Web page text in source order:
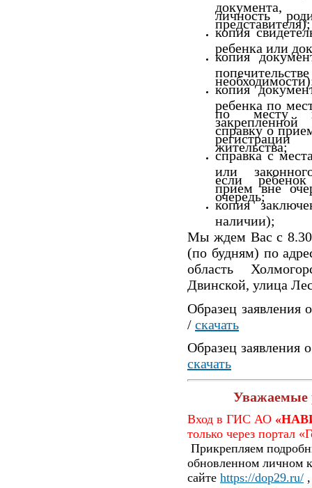
личность
представителя);
копия
ребенка или
копия
копия
ребенка по
по месту
справку о
жительства;
справка с
если
прием вне
очередь;
копия
наличии);
Мы ждем Вас с
(по будням) по
область
Двинской, улица
Образец заявления
/ скачать
Образец заявления
скачать
Уважаемые
Вход в ГИС АО
только через портал
Прикрепляем
обновленном личном
сайте https://dop29.ru/